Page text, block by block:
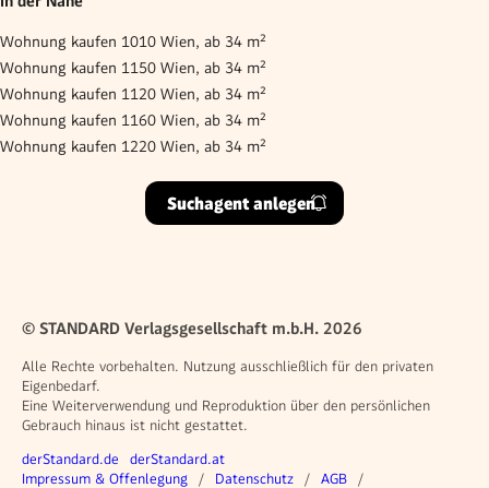
Wohnung kaufen 1010 Wien, ab 34 m²
Wohnung kaufen 1150 Wien, ab 34 m²
Wohnung kaufen 1120 Wien, ab 34 m²
Wohnung kaufen 1160 Wien, ab 34 m²
Wohnung kaufen 1220 Wien, ab 34 m²
Suchagent anlegen
© STANDARD Verlagsgesellschaft m.b.H. 2026
Alle Rechte vorbehalten. Nutzung ausschließlich für den privaten
Eigenbedarf.
Eine Weiterverwendung und Reproduktion über den persönlichen
Gebrauch hinaus ist nicht gestattet.
Weitere Angebote
derStandard.de derStandard.at
Rechtliches
Impressum & Offenlegung Datenschutz AGB